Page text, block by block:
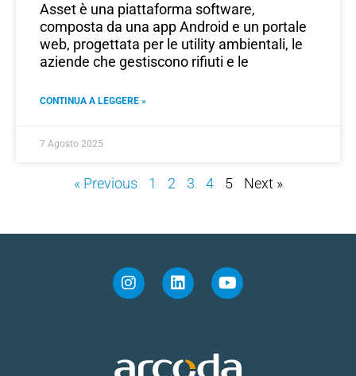
Asset è una piattaforma software,
composta da una app Android e un portale
web, progettata per le utility ambientali, le
aziende che gestiscono rifiuti e le
CONTINUA A LEGGERE »
7 Agosto 2025
« Previous 1 2 3 4 5 Next »